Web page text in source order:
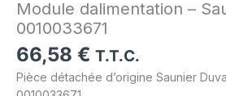
Module dalimentation –
0010033671
66,58 € T.T.C.
Pièce détachée d’origine Saunier